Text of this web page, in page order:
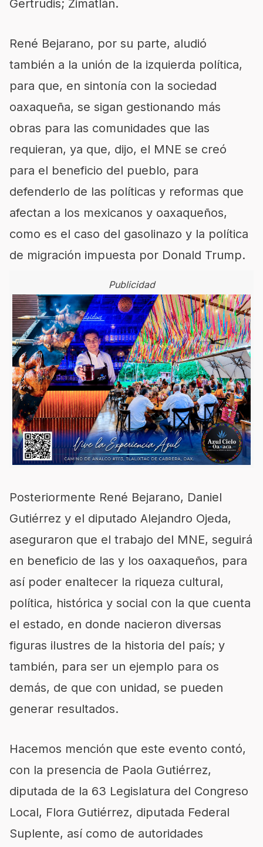
Gertrudis; Zimatlán.
René Bejarano, por su parte, aludió
también a la unión de la izquierda política,
para que, en sintonía con la sociedad
oaxaqueña, se sigan gestionando más
obras para las comunidades que las
requieran, ya que, dijo, el MNE se creó
para el beneficio del pueblo, para
defenderlo de las políticas y reformas que
afectan a los mexicanos y oaxaqueños,
como es el caso del gasolinazo y la política
de migración impuesta por Donald Trump.
Publicidad
Posteriormente René Bejarano, Daniel
Gutiérrez y el diputado Alejandro Ojeda,
aseguraron que el trabajo del MNE, seguirá
en beneficio de las y los oaxaqueños, para
así poder enaltecer la riqueza cultural,
política, histórica y social con la que cuenta
el estado, en donde nacieron diversas
figuras ilustres de la historia del país; y
también, para ser un ejemplo para os
demás, de que con unidad, se pueden
generar resultados.
Hacemos mención que este evento contó,
con la presencia de Paola Gutiérrez,
diputada de la 63 Legislatura del Congreso
Local, Flora Gutiérrez, diputada Federal
Suplente, así como de autoridades